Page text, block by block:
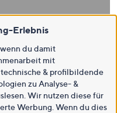
Erlebnis
du damit
mit
& profilbildende
zu Analyse- &
Wir nutzen diese für
Werbung. Wenn du dies